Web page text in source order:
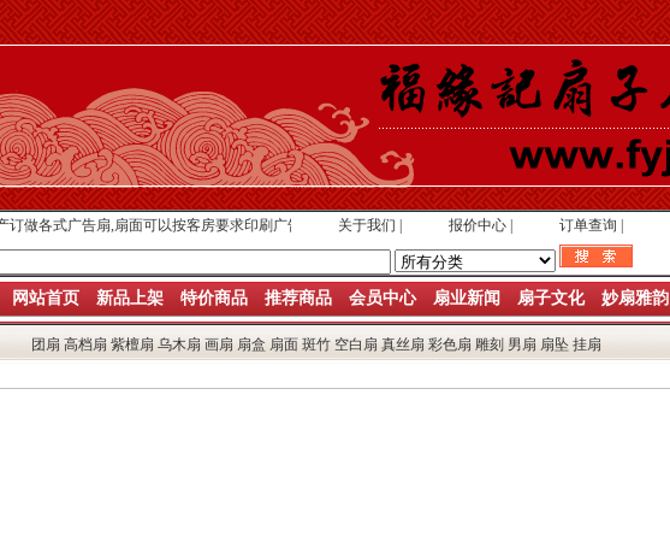
各式广告扇,扇面可以按客房要求印刷广告 关于我们 报价中心 订单查询
网站首页 新品上架 特价商品 推荐商品 会员中心 扇业新闻 扇子文化 妙扇雅韵
团扇 高档扇 紫檀扇 乌木扇 画扇 扇盒 扇面 斑竹 空白扇 真丝扇 彩色扇 雕刻 男扇 扇坠 挂扇